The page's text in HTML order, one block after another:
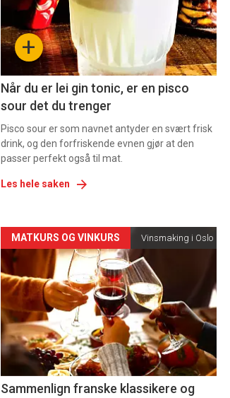
-
+
Når du er lei gin tonic, er en pisco
sour det du trenger
Pisco sour er som navnet antyder en svært frisk
drink, og den forfriskende evnen gjør at den
passer perfekt også til mat.
Les hele saken
Forsiden
akkurat
nå
-
5
MATKURS OG VINKURS Vinsmaking i Oslo
Sammenlign franske klassikere og